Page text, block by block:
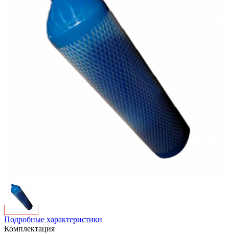
Подробные характеристики
Комплектация